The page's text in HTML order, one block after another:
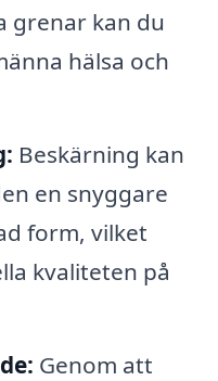
grenar kan du
hälsa och
Beskärning kan
en snyggare
form, vilket
kvaliteten på
Genom att